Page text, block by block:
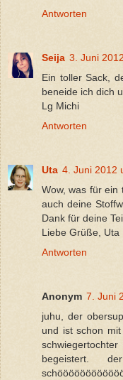
Antworten
Seija 3. Juni
Ein toller Sack,
beneide ich dich
Lg Michi
Antworten
Uta 4. Juni 2012
Wow, was für ein
auch deine
Dank für deine
Liebe Grüße, Uta
Antworten
Anonym 7. Juni
juhu, der
und ist schon
begeistert.